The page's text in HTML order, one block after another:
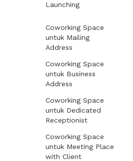
Launching
Coworking Space
untuk Mailing
Address
Coworking Space
untuk Business
Address
Coworking Space
untuk Dedicated
Receptionist
Coworking Space
untuk Meeting Place
with Client